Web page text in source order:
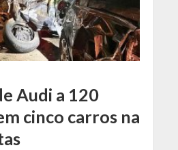
Audi a 120
cinco carros na